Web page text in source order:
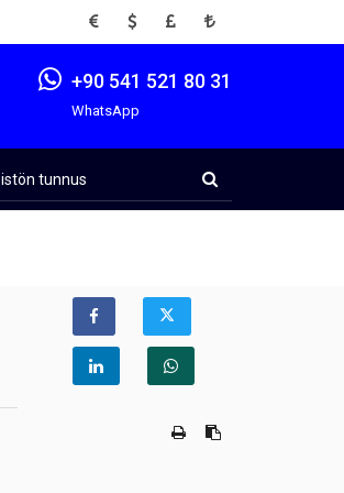
EUR USD GBP TRY
+90 541 521 80 31
WhatsApp